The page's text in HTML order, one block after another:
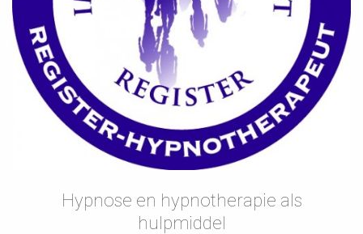
Hypnose en hypnotherapie als
hulpmiddel